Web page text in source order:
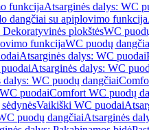
funkcijaAtsarginės dalys: WC
dangčiai su apiplovimo funkcija
plokštėsWC
funkcijaWC puodų
Atsarginės dalys: WC puodai
Atsarginės dalys: WC
dalys: WC puodų dangčiai
puodaiComfort WC puodų
Vaikiški WC puodai
puodų dangčiaiAtsarginės